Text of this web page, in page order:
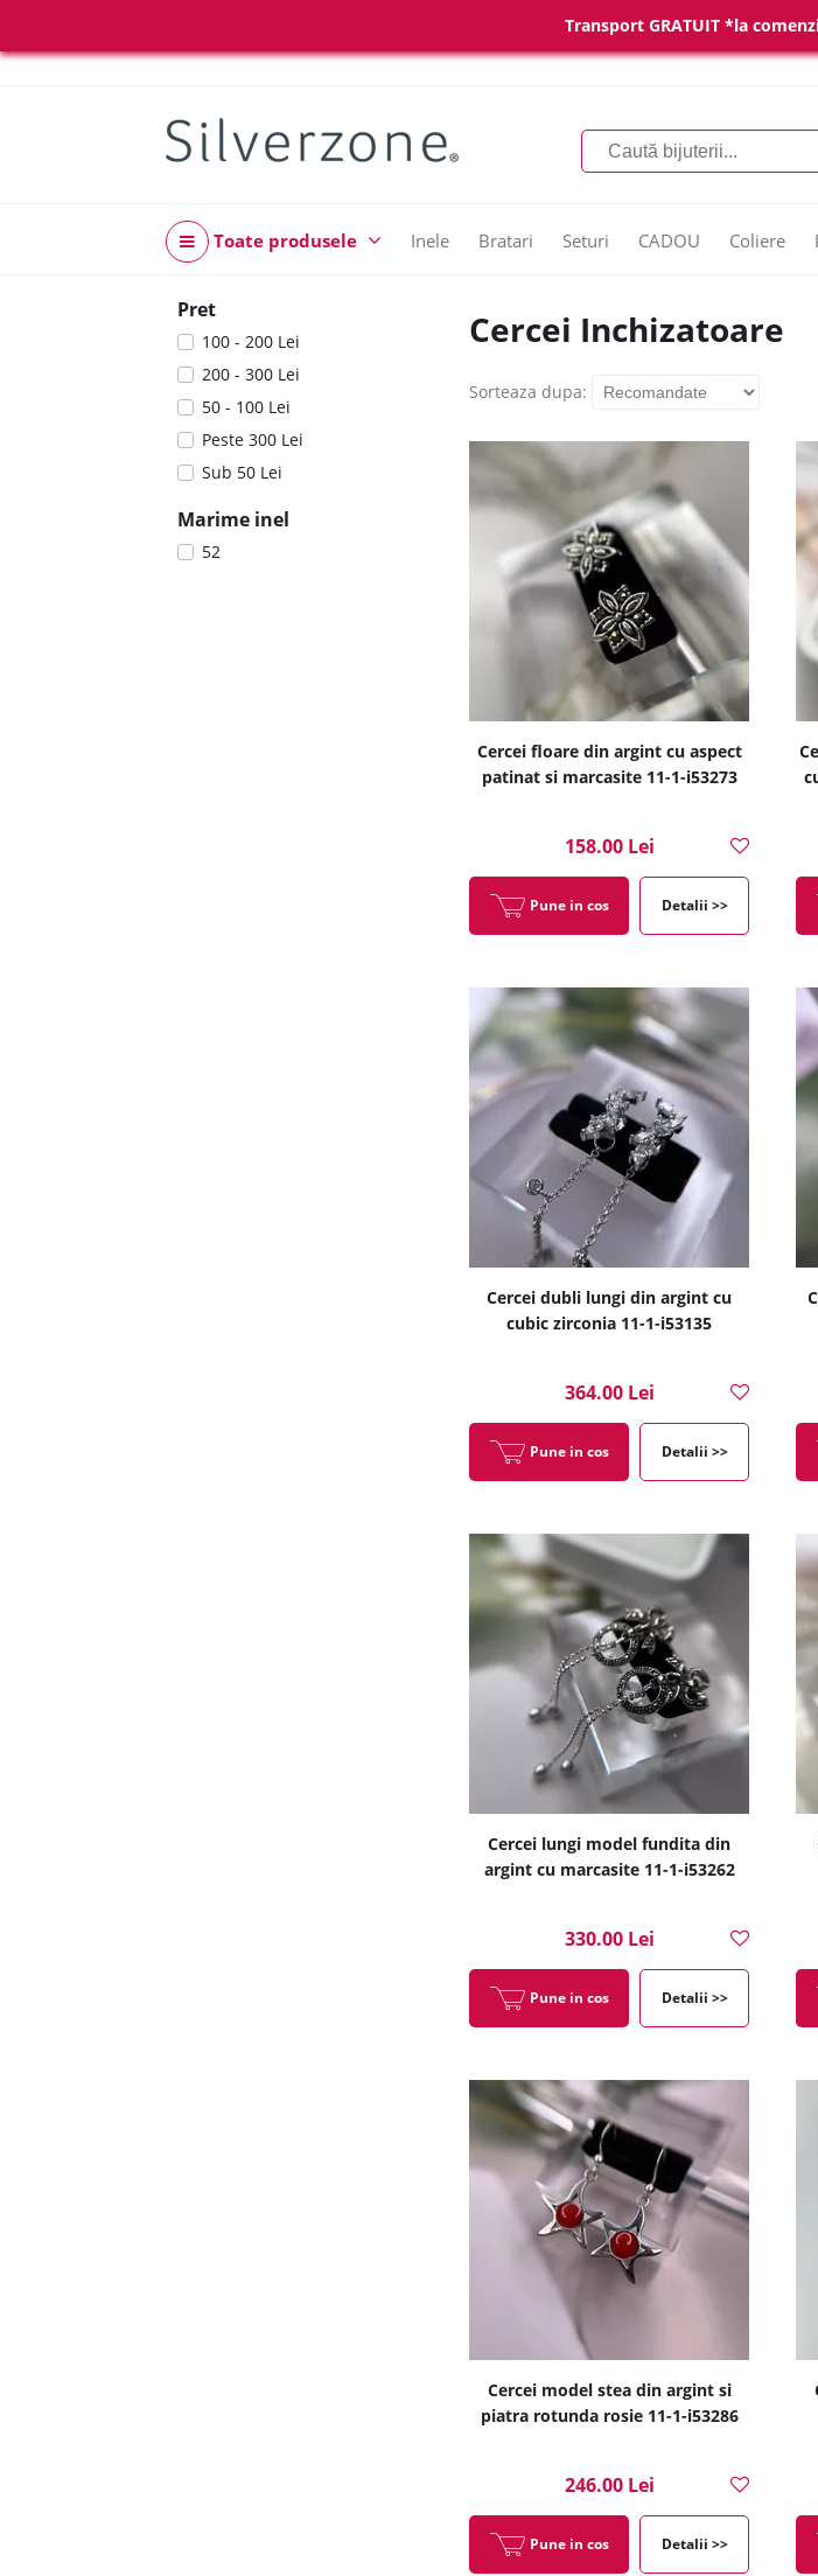
Transport GRATUIT *la
Toate produsele Inele Bratari Seturi CADOU Coliere
Pret
100 - 200 Lei
200 - 300 Lei
50 - 100 Lei
Peste 300 Lei
Sub 50 Lei
Marime inel
52
Cercei Inchizatoare
Sorteaza dupa:
Cercei floare din argint cu aspect
patinat si marcasite 11-1-i53273
158.00 Lei
Pune in cos Detalii >>
Cercei dubli lungi din argint cu
cubic zirconia 11-1-i53135
364.00 Lei
Pune in cos Detalii >>
Cercei lungi model fundita din
argint cu marcasite 11-1-i53262
330.00 Lei
Pune in cos Detalii >>
Cercei model stea din argint si
piatra rotunda rosie 11-1-i53286
246.00 Lei
Pune in cos Detalii >>